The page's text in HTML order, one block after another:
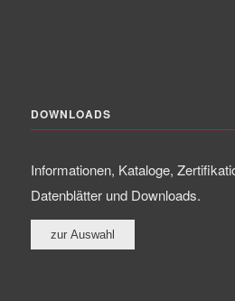
DOWNLOADS
Informationen, Kataloge,
Datenblätter und Downloads.